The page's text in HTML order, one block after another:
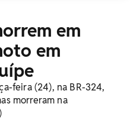
em
em
feira (24), na BR-324,
morreram na